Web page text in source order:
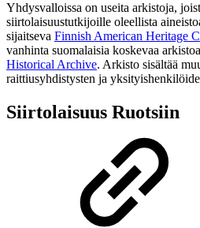
Yhdysvalloissa on useita arkistoja,
siirtolaisuustutkijoille oleellista
sijaitseva Finnish American Heritage
vanhinta suomalaisia koskevaa
Historical Archive. Arkisto sisältää
raittiusyhdistysten ja
Siirtolaisuus Ruotsiin